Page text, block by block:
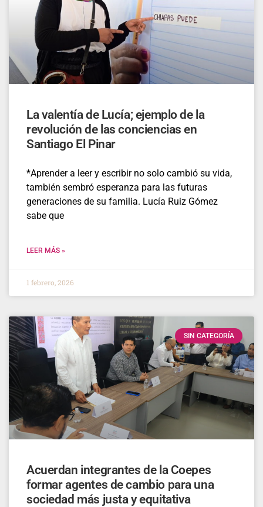
La valentía de Lucía; ejemplo de la
revolución de las conciencias en
Santiago El Pinar
*Aprender a leer y escribir no solo cambió su vida,
también sembró esperanza para las futuras
generaciones de su familia. Lucía Ruiz Gómez
sabe que
LEER MÁS »
1 febrero, 2026
SIN CATEGORÍA
Acuerdan integrantes de la Coepes
formar agentes de cambio para una
sociedad más justa y equitativa